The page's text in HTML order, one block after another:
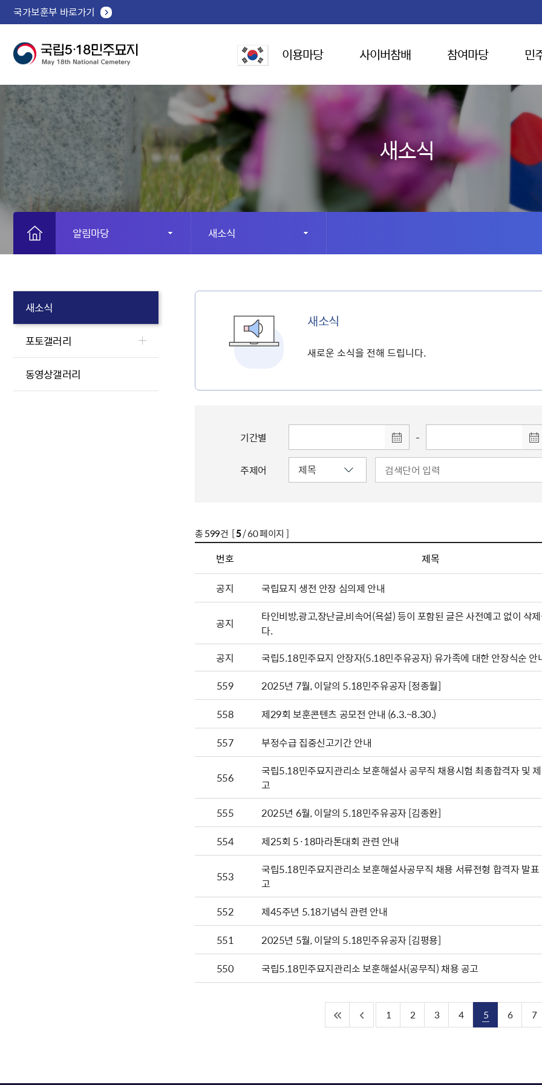
국가보훈부 바로가기
이용마당 사이버참배 참여마당 민
새소식
알림마당 새소식
새소식
포토갤러리
동영상갤러리
새소식
새로운 소식을 전해 드립니다.
기간별 -
주제어
총599건 [5/ 60 페이지 ]
번호 제목
공지 국립묘지 생전 안장 심의제 안내
공지
타인비방,광고,장난글,비속어(욕설) 등이 포함된 글은 사전예고 없이 삭
다.
공지
국립5.18민주묘지 안장자(5.18민주유공자) 유가족에 대한 안장식순 안
559
2025년 7월, 이달의 5.18민주유공자 [정종월]
558
제29회 보훈콘텐츠 공모전 안내 (6.3.~8.30.)
557
부정수급 집중신고기간 안내
556
국립5.18민주묘지관리소 보훈해설사 공무직 채용시험 최종합격자 및
고
555
2025년 6월, 이달의 5.18민주유공자 [김종완]
554
제25회 5·18마라톤대회 관련 안내
553
국립5.18민주묘지관리소 보훈해설사공무직 채용 서류전형 합격자 발
고
552
제45주년 5.18기념식 관련 안내
551
2025년 5월, 이달의 5.18민주유공자 [김평용]
550
국립5.18민주묘지관리소 보훈해설사(공무직) 채용 공고
1 2 3 4 5 6 7